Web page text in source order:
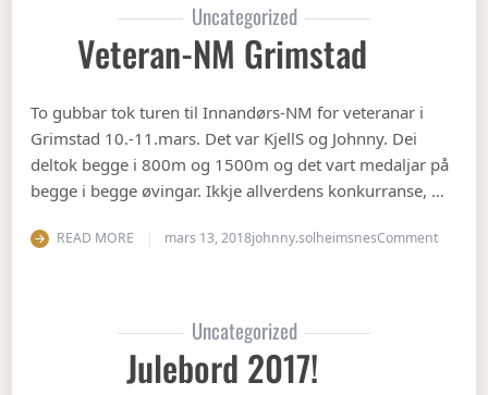
Uncategorized
Veteran-NM Grimstad
To gubbar tok turen til Innandørs-NM for veteranar i
Grimstad 10.-11.mars. Det var KjellS og Johnny. Dei
deltok begge i 800m og 1500m og det vart medaljar på
begge i begge øvingar. Ikkje allverdens konkurranse, …
READ MORE mars 13, 2018johnny.solheimsnesCommenton
Uncategorized
Julebord 2017!